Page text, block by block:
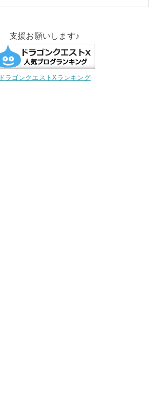
支援お願いします♪
ドラゴンクエストXランキング